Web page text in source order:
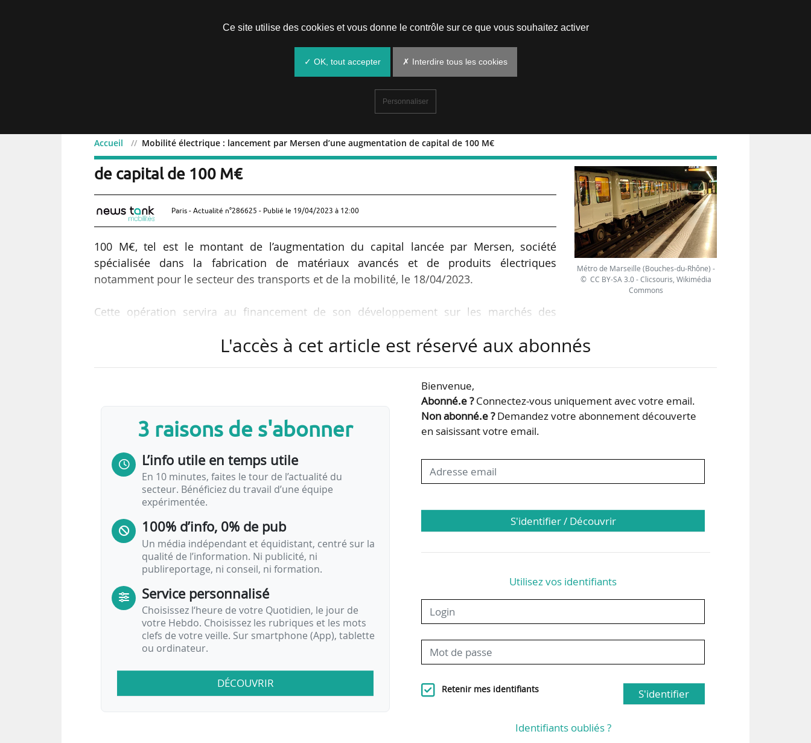
Accueil Mobilité électrique : lancement par Mersen d’une augmentation de capital de 100 M€
Mobilité électrique : lancement par Mersen d’une augmentation
de capital de 100 M€
Paris - Actualité n°286625 - Publié le 19/04/2023 à 12:00
100 M€, tel est le montant de l’augmentation du capital lancée par Mersen, société
spécialisée dans la fabrication de matériaux avancés et de produits électriques
notamment pour le secteur des transports et de la mobilité, le 18/04/2023.
Cette opération servira au financement de son développement sur les marchés des
augmentations de capacité de production de graphite et de feutre isolants sur plusieurs
Cette augmentation de capital donnera également « de la flexibilité financière pour
Métro de Marseille (Bouches-du-Rhône) -
© CC BY-SA 3.0 - Clicsouris, Wikimédia
Commons
L'accès à cet article est réservé aux abonnés
3 raisons de s'abonner
L’info utile en temps utile
En 10 minutes, faites le tour de l’actualité du
secteur. Bénéficiez du travail d’une équipe
expérimentée.
100% d’info, 0% de pub
Un média indépendant et équidistant, centré sur la
qualité de l’information. Ni publicité, ni
publireportage, ni conseil, ni formation.
Service personnalisé
Choisissez l‘heure de votre Quotidien, le jour de
votre Hebdo. Choisissez les rubriques et les mots
clefs de votre veille. Sur smartphone (App), tablette
ou ordinateur.
DÉCOUVRIR
Bienvenue,
Abonné.e ?Connectez-vous uniquement avec votre email.
Non abonné.e ?Demandez votre abonnement découverte
en saisissant votre email.
S'identifier / Découvrir
Utilisez vos identifiants
Retenir mes identifiants S'identifier
Identifiants oubliés ?
Ce site utilise des cookies et vous donne le contrôle sur ce que vous souhaitez activer
✓ OK, tout accepter ✗ Interdire tous les cookies
Personnaliser